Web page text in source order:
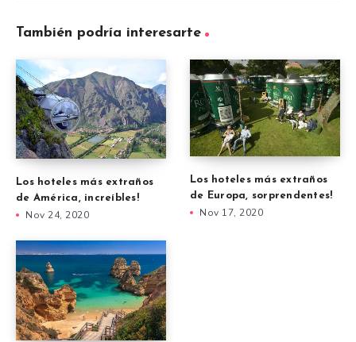
También podría interesarte
Los hoteles más extraños
de América, increíbles!
Nov 24, 2020
Los hoteles más extraños
de Europa, sorprendentes!
Nov 17, 2020